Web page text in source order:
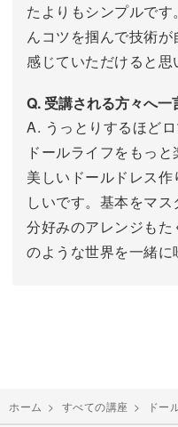
たよりもシンプルで
んコツを掴んで技術
感じていただけると思
Q. 受講される方々へ
A. うっとりするほど
ドールライフをもっ
美しいドールドレス
しいです。基本をマ
分好みのアレンジも
のような世界を一緒
ホーム > すべての講座 > ドー